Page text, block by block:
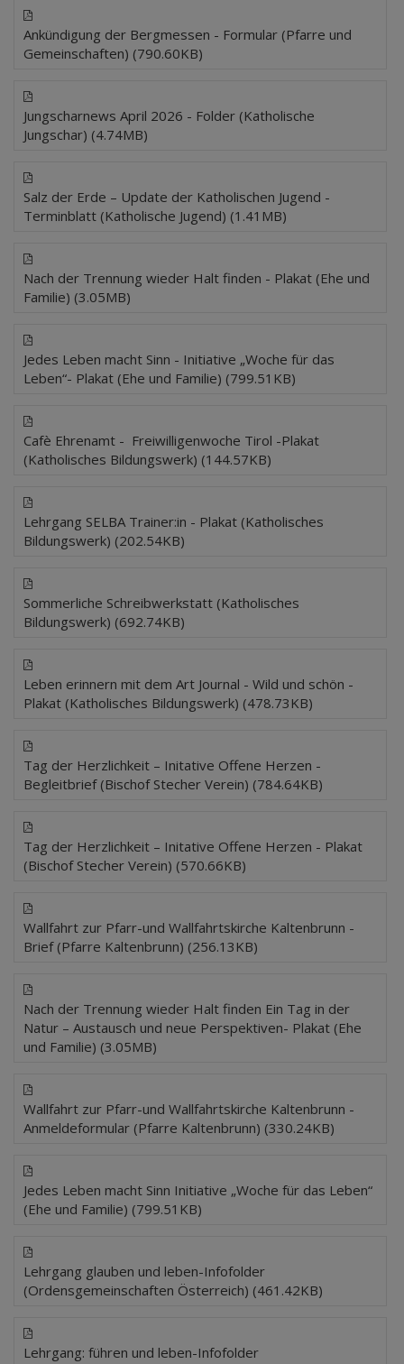
Ankündigung der Bergmessen - Formular (Pfarre und
Gemeinschaften) (790.60KB)
Jungscharnews April 2026 - Folder (Katholische
Jungschar) (4.74MB)
Salz der Erde – Update der Katholischen Jugend -
Terminblatt (Katholische Jugend) (1.41MB)
Nach der Trennung wieder Halt finden - Plakat (Ehe und
Familie) (3.05MB)
Jedes Leben macht Sinn - Initiative „Woche für das
Leben“- Plakat (Ehe und Familie) (799.51KB)
Cafè Ehrenamt - Freiwilligenwoche Tirol -Plakat
(Katholisches Bildungswerk) (144.57KB)
Lehrgang SELBA Trainer:in - Plakat (Katholisches
Bildungswerk) (202.54KB)
Sommerliche Schreibwerkstatt (Katholisches
Bildungswerk) (692.74KB)
Leben erinnern mit dem Art Journal - Wild und schön -
Plakat (Katholisches Bildungswerk) (478.73KB)
Tag der Herzlichkeit – Initative Offene Herzen -
Begleitbrief (Bischof Stecher Verein) (784.64KB)
Tag der Herzlichkeit – Initative Offene Herzen - Plakat
(Bischof Stecher Verein) (570.66KB)
Wallfahrt zur Pfarr-und Wallfahrtskirche Kaltenbrunn -
Brief (Pfarre Kaltenbrunn) (256.13KB)
Nach der Trennung wieder Halt finden Ein Tag in der
Natur – Austausch und neue Perspektiven- Plakat (Ehe
und Familie) (3.05MB)
Wallfahrt zur Pfarr-und Wallfahrtskirche Kaltenbrunn -
Anmeldeformular (Pfarre Kaltenbrunn) (330.24KB)
Jedes Leben macht Sinn Initiative „Woche für das Leben“
(Ehe und Familie) (799.51KB)
Lehrgang glauben und leben-Infofolder
(Ordensgemeinschaften Österreich) (461.42KB)
Lehrgang: führen und leben-Infofolder